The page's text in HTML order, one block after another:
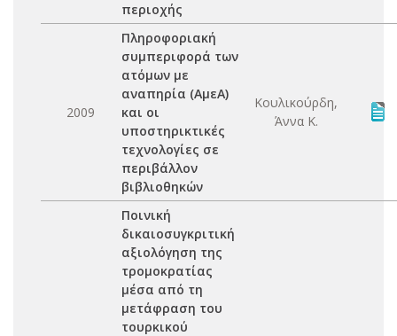
περιοχής
2009
Πληροφοριακή
συμπεριφορά των
ατόμων με
αναπηρία (ΑμεΑ)
και οι
υποστηρικτικές
τεχνολογίες σε
περιβάλλον
βιβλιοθηκών
Κουλικούρδη,
Άννα Κ.
Ποινική
δικαιοσυγκριτική
αξιολόγηση της
τρομοκρατίας
μέσα από τη
μετάφραση του
τουρκικού